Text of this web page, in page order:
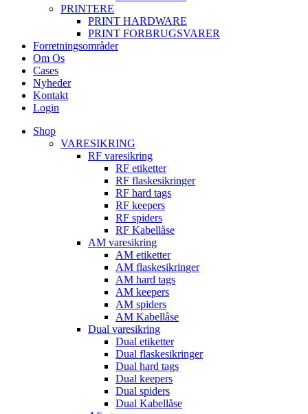
PRINTERE
PRINT HARDWARE
PRINT FORBRUGSVARER
Forretningsområder
Om Os
Cases
Nyheder
Kontakt
Login
Shop
VARESIKRING
RF varesikring
RF etiketter
RF flaskesikringer
RF hard tags
RF keepers
RF spiders
RF Kabellåse
AM varesikring
AM etiketter
AM flaskesikringer
AM hard tags
AM keepers
AM spiders
AM Kabellåse
Dual varesikring
Dual etiketter
Dual flaskesikringer
Dual hard tags
Dual keepers
Dual spiders
Dual Kabellåse